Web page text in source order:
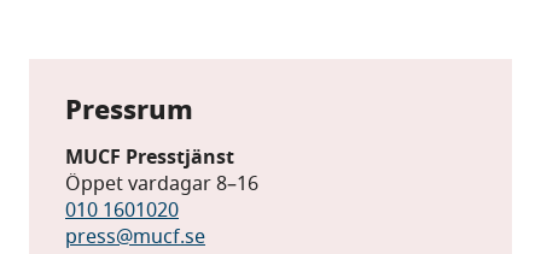
Pressrum
MUCF Presstjänst
Öppet vardagar 8–16
010 1601020
press@mucf.se